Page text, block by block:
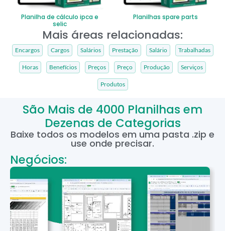
Planilha de cálculo ipca e
selic
Planilhas spare parts
Mais áreas relacionadas:
Encargos Cargos Salários Prestação Salário Trabalhadas
Horas Benefícios Preços Preço Produção Serviços
Produtos
São Mais de 4000 Planilhas em
Dezenas de Categorias
Baixe todos os modelos em uma pasta .zip e
use onde precisar.
Negócios: